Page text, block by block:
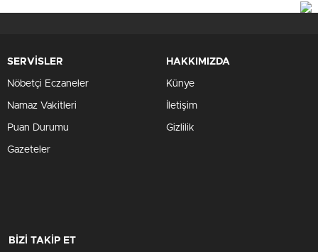
SERVİSLER
Nöbetçi Eczaneler
Namaz Vakitleri
Puan Durumu
Gazeteler
HAKKIMIZDA
Künye
İletişim
Gizlilik
BİZİ TAKİP ET